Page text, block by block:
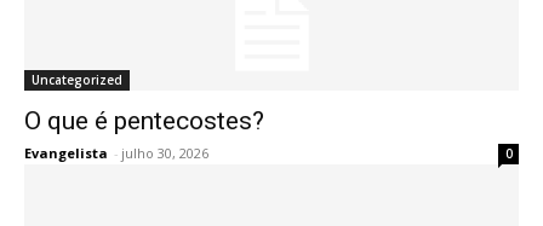
Uncategorized
O que é pentecostes?
Evangelista - julho 30, 2026 0